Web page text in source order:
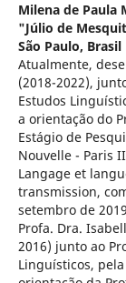
Milena de Paula
"Júlio de
São Paulo, Brasil
Atualmente,
(2018-2022),
Estudos
a orientação do
Estágio de
Nouvelle - Paris
Langage et
transmission,
setembro de
Profa. Dra.
2016) junto ao
Linguísticos, pela